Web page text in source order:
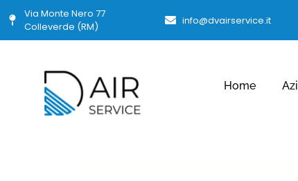
Via Monte Nero 77
Colleverde (RM)
info@dvairservice.it
Home